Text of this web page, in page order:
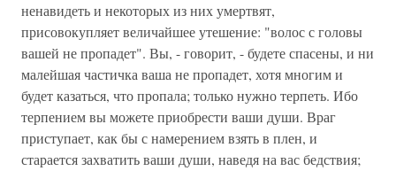
ненавидеть и некоторых из них умертвят,
присовокупляет величайшее утешение: "волос с головы
вашей не пропадет". Вы, - говорит, - будете спасены, и ни
малейшая частичка ваша не пропадет, хотя многим и
будет казаться, что пропала; только нужно терпеть. Ибо
терпением вы можете приобрести ваши души. Враг
приступает, как бы с намерением взять в плен, и
старается захватить ваши души, наведя на вас бедствия;